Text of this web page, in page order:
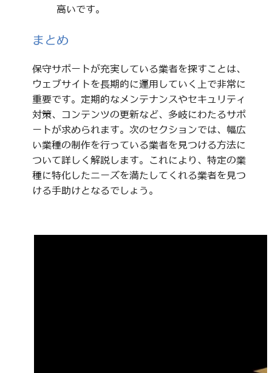
高いです。
まとめ
保守サポートが充実している業者を探すことは、
ウェブサイトを長期的に運用していく上で非常に
重要です。定期的なメンテナンスやセキュリティ
対策、コンテンツの更新など、多岐にわたるサポ
ートが求められます。次のセクションでは、幅広
い業種の制作を行っている業者を見つける方法に
ついて詳しく解説します。これにより、特定の業
種に特化したニーズを満たしてくれる業者を見つ
ける手助けとなるでしょう。